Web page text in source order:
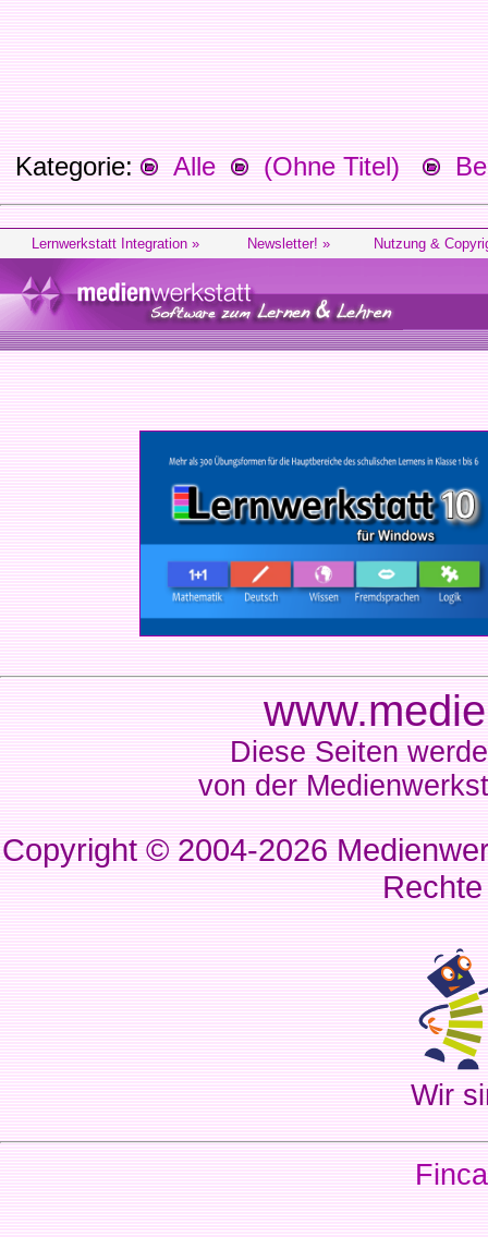
Kategorie: Alle (Ohne Titel)
Lernwerkstatt Integration » Newsletter! » Nutzung &
Diese Seiten
von der
Copyright © 2004-2026
Wir